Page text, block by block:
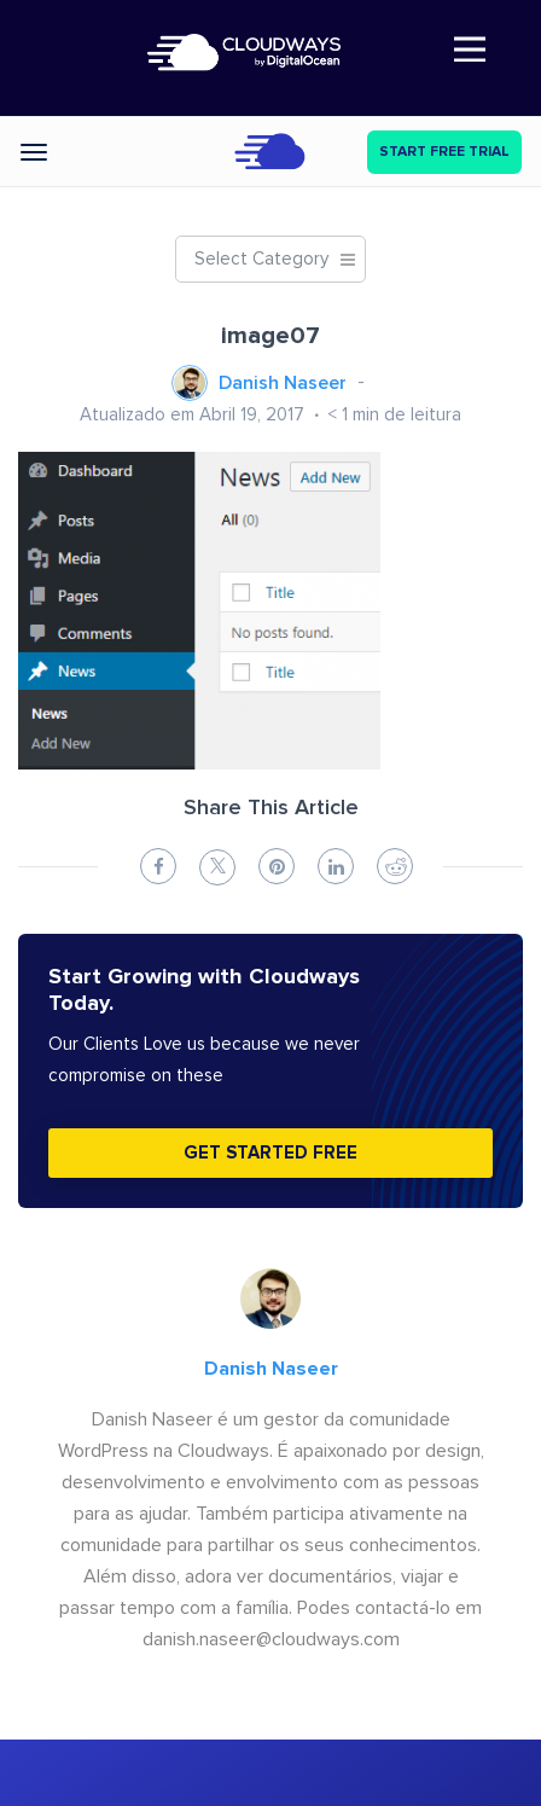
Abre a navegação
Categories START FREE TRIAL
Select Category
image07
Danish Naseer
Atualizado em Abril 19, 2017 < 1 min de leitura
Share This Article
Start Growing with Cloudways
Today.
Our Clients Love us because we never
compromise on these
GET STARTED FREE
Danish Naseer
Danish Naseer é um gestor da comunidade
WordPress na Cloudways. É apaixonado por design,
desenvolvimento e envolvimento com as pessoas
para as ajudar. Também participa ativamente na
comunidade para partilhar os seus conhecimentos.
Além disso, adora ver documentários, viajar e
passar tempo com a família. Podes contactá-lo em
danish.naseer@cloudways.com